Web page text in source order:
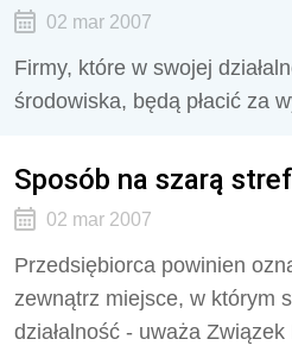
02 mar 2007
Firmy, które w swojej
środowiska, będą płacić za
Sposób na szarą
02 mar 2007
Przedsiębiorca powinien
zewnątrz miejsce, w którym
działalność - uważa